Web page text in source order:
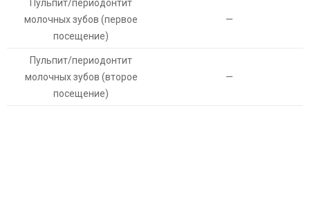
Пульпит/периодонтит
молочных зубов (первое
посещение)
—
Пульпит/периодонтит
молочных зубов (второе
посещение)
—